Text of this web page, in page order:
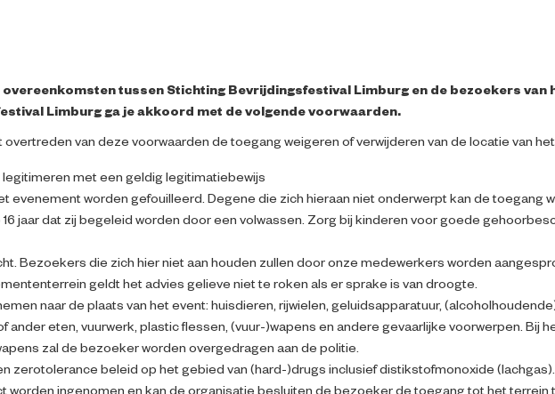
tussen Stichting Bevrijdingsfestival Limburg en de bezoekers van
Limburg ga je akkoord met de volgende voorwaarden.
van deze voorwaarden de toegang weigeren of verwijderen van de locatie van
met een geldig legitimatiebewijs
evenement worden gefouilleerd. Degene die zich hieraan niet onderwerpt kan de toegang
jaar dat zij begeleid worden door een volwassen. Zorg bij kinderen voor goede
Bezoekers die zich hier niet aan houden zullen door onze medewerkers worden
geldt het advies gelieve niet te roken als er sprake is van droogte.
naar de plaats van het event: huisdieren, rijwielen, geluidsapparatuur,
eten, vuurwerk, plastic flessen, (vuur-)wapens en andere gevaarlijke voorwerpen. Bij
zal de bezoeker worden overgedragen aan de politie.
zerotolerance beleid op het gebied van (hard-)drugs inclusief distikstofmonoxide